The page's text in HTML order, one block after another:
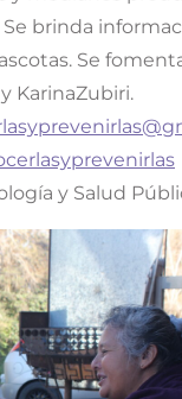
brinda
Se
KarinaZubiri.
y Salud